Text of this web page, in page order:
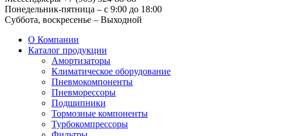
Понедельник-пятница – с 9:00 до 18:00
Суббота, воскресенье – Выходной
О Компании
Каталог продукции
Амортизаторы
Климатическое оборудование
Пневмокомпоненты
Пневморессоры
Подшипники
Тормозные компоненты
Турбокомпрессоры